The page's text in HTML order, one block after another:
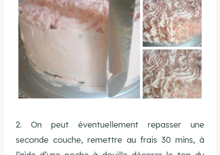
2. On peut éventuellement repasser une
seconde couche, remettre au frais 30 mins, à